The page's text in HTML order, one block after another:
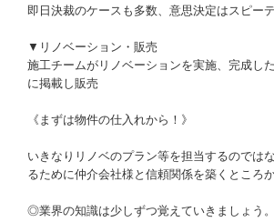
即日決裁のケースも多数、意思決定はスピー
▼リノベーション・販売
施工チームがリノベーションを実施、完成し
に掲載し販売
《まずは物件の仕入れから！》
いきなりリノベのプラン等を担当するのでは
るために仲介会社様と信頼関係を築くところ
◎業界の知識は少しずつ覚えていきましょう。